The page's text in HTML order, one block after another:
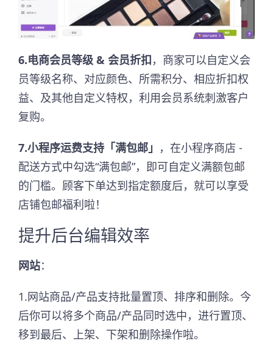
6.电商会员等级 & 会员折扣，商家可以自定义会
员等级名称、对应颜色、所需积分、相应折扣权
益、及其他自定义特权，利用会员系统刺激客户
复购。
7.小程序运费支持「满包邮」 ，在小程序商店 -
配送方式中勾选“满包邮”，即可自定义满额包邮
的门槛。顾客下单达到指定额度后，就可以享受
店铺包邮福利啦！
提升后台编辑效率
网站：
1.网站商品/产品支持批量置顶、排序和删除。今
后你可以将多个商品/产品同时选中，进行置顶、
移到最后、上架、下架和删除操作啦。